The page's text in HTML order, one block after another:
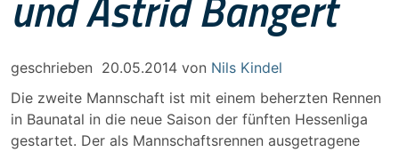
geschrieben 20.05.2014 von Nils Kindel
Die zweite Mannschaft ist mit einem beherzten Rennen
in Baunatal in die neue Saison der fünften Hessenliga
gestartet. Der als Mannschaftsrennen ausgetragene